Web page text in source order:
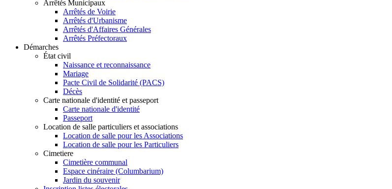
Arrêtés Municipaux
Arrêtés de Voirie
Arrêtés d'Urbanisme
Arrêtés d'Affaires Générales
Arrêtés Préfectoraux
Démarches
État civil
Naissance et reconnaissance
Mariage
Pacte Civil de Solidarité (PACS)
Décès
Carte nationale d'identité et passeport
Carte nationale d'identité
Passeport
Location de salle particuliers et associations
Location de salle pour les Associations
Location de salle pour les Particuliers
Cimetiere
Cimetière communal
Espace cinéraire (Columbarium)
Jardin du souvenir